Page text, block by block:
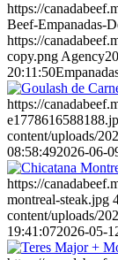
https://
Beef-Empanadas-
https://
copy.png Agency
20:11:50
https://
content/uploads/
08:58:492026-06-
https://
montreal-steak.jpg
content/uploads/
19:41:072026-05-